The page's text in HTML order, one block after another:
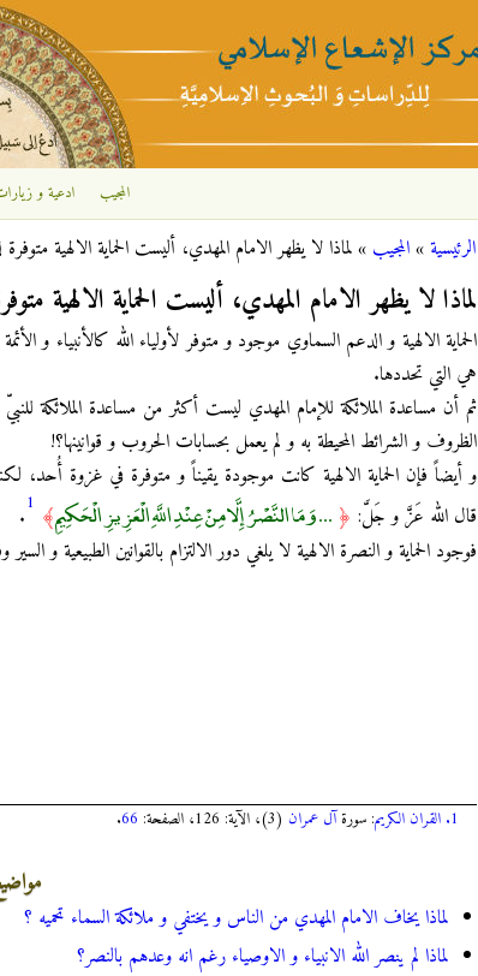
تجاوز
المجيب ادعية و
أنت هنا
الرئيسية»المجيب »لماذا لا يظهر الامام المهدي، أليست الحماية الالهية متوفرة
لماذا لا يظهر الامام المهدي، أليست الحماية الالهية
الحماية الالهية و الدعم السماوي موجود و متوفر لأولياء الله كالأنبياء و
هي التي تحددها.
ثم أن مساعدة الملائكة للإمام المهدي ليست أكثر من مساعدة الملائكة
الظروف و الشرائط المحيطة به و لم يعمل بحسابات الحروب و قوانينها؟!
و أيضاً فإن الحماية الالهية كانت موجودة يقيناً و متوفرة في غزوة أُحد،
قال الله عَزَّ و جَلَّ: ﴿ ... وَمَا النَّصْرُ إِلَّا مِنْ عِنْدِ اللَّهِ الْعَزِيزِ الْحَكِيمِ﴾ 1
.
فوجود الحماية و النصرة الالهية لا يلغي دور الالتزام بالقوانين الطبيعية و
1. القران الكريم: سورةآل عمران (3)، الآية: 126، الصفحة: 66
.
لماذا يخاف الامام المهدي من الناس و يختفي و ملائكة السماء تحميه ؟
لماذا لم ينصر الله الانبياء و الاوصياء رغم انه وعدهم بالنصر؟